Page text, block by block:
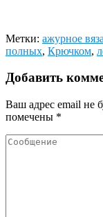
Метки: ажурное
полных, Крючком,
Добавить
Ваш адрес email не
помечены *